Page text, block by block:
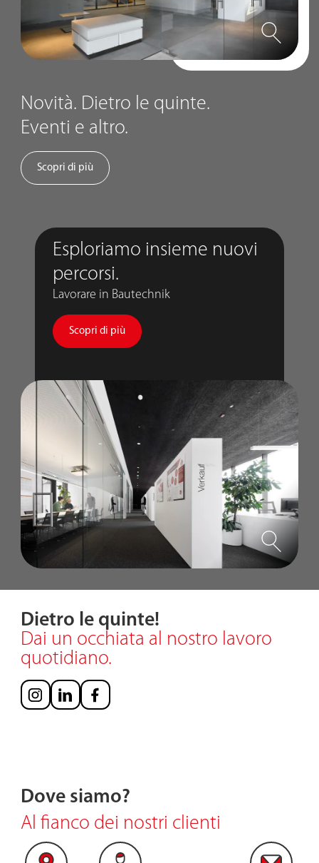
Novità. Dietro le quinte.
Eventi e altro.
Scopri di più
Esploriamo insieme nuovi
percorsi.
Lavorare in Bautechnik
Scopri di più
Dietro le quinte!
Dai un occhiata al nostro lavoro
quotidiano.
Dove siamo?
Al fianco dei nostri clienti